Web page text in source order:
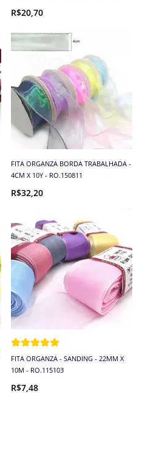
R$20,70
FITA ORGANZA BORDA TRABALHADA -
4CM X 10Y - RO.150811
R$32,20
FITA ORGANZA - SANDING - 22MM X
10M - RO.115103
R$7,48